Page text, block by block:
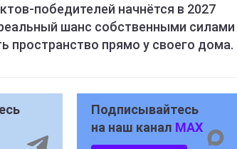
победителей начнётся в 2027
шанс собственными силами
пространство прямо у своего дома.
Подписывайтесь
на наш канал MAX